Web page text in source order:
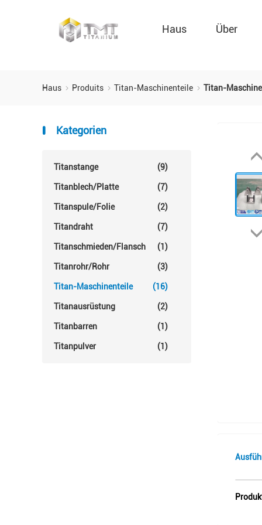
Haus Über
Haus Produits Titan-Maschinenteile Titan-
Kategorien
Titanstange (9)
Titanblech/Platte (7)
Titanspule/Folie (2)
Titandraht (7)
Titanschmieden/Flansch (1)
Titanrohr/Rohr (3)
Titan-Maschinenteile (16)
Titanausrüstung (2)
Titanbarren (1)
Titanpulver (1)